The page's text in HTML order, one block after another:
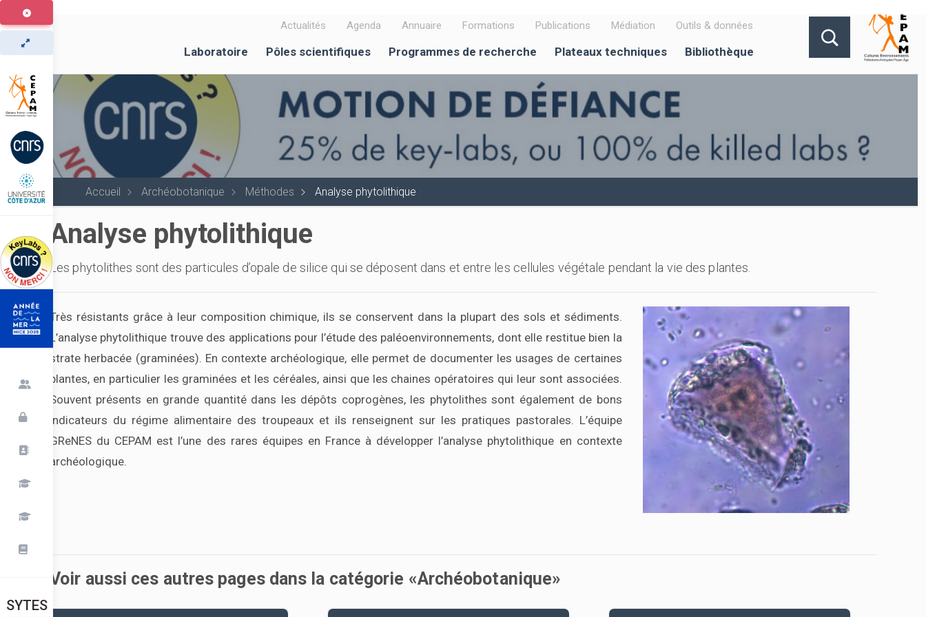
Aller
au
contenu
principal
Actualités Agenda Annuaire Formations Publications Médiation Outils & données
Laboratoire Pôles scientifiques Programmes de recherche Plateaux techniques Bibliothèque
Accueil Archéobotanique Méthodes Analyse phytolithique
SYTES
Analyse phytolithique
Les phytolithes sont des particules d’opale de silice qui se déposent dans et entre les cellules végétale pendant la vie des plantes.
Très résistants grâce à leur composition chimique, ils se conservent dans la plupart des sols et sédiments.
L’analyse phytolithique trouve des applications pour l’étude des paléoenvironnements, dont elle restitue bien la
strate herbacée (graminées). En contexte archéologique, elle permet de documenter les usages de certaines
plantes, en particulier les graminées et les céréales, ainsi que les chaines opératoires qui leur sont associées.
Souvent présents en grande quantité dans les dépôts coprogènes, les phytolithes sont également de bons
indicateurs du régime alimentaire des troupeaux et ils renseignent sur les pratiques pastorales. L’équipe
GReNES du CEPAM est l’une des rares équipes en France à développer l’analyse phytolithique en contexte
archéologique.
Voir aussi ces autres pages dans la catégorie «Archéobotanique»